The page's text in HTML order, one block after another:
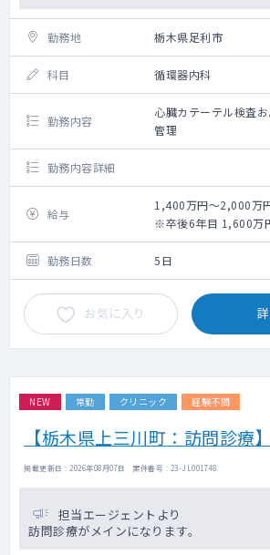
勤務地 栃木県足利市
科目 循環器内科
勤務内容
心臓カテーテル検査
管理
勤務内容詳細
給与
1,400万円～2,000万
※卒後6年目 1,600万
万円、卒後21年目
勤務日数
5日
お気に入り
NEW 常勤 クリニック 経験不問
【栃木県上三川町：訪問診療】
掲載更新日 : 2026年08月07日 案件番号 : 23-JL001748
担当エージェントより
訪問診療がメインになります。